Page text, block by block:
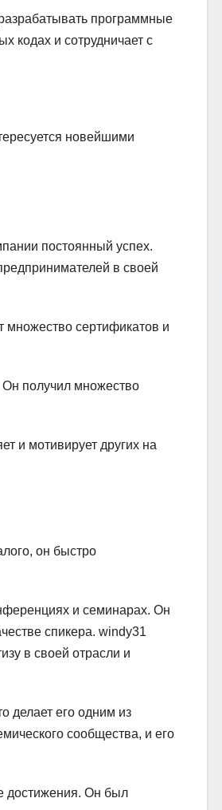
программные
кодах и сотрудничает с
новейшими
постоянный успех.
в своей
множество сертификатов и
получил множество
и мотивирует других на
он быстро
и семинарах. Он
спикера. windy31
в своей отрасли и
делает его одним из
сообщества, и его
достижения. Он был